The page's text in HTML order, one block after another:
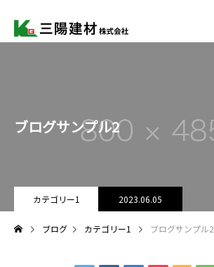
ブログサンプル2
カテゴリー1 2023.06.05
ブログ カテゴリー1 ブログサンプル2